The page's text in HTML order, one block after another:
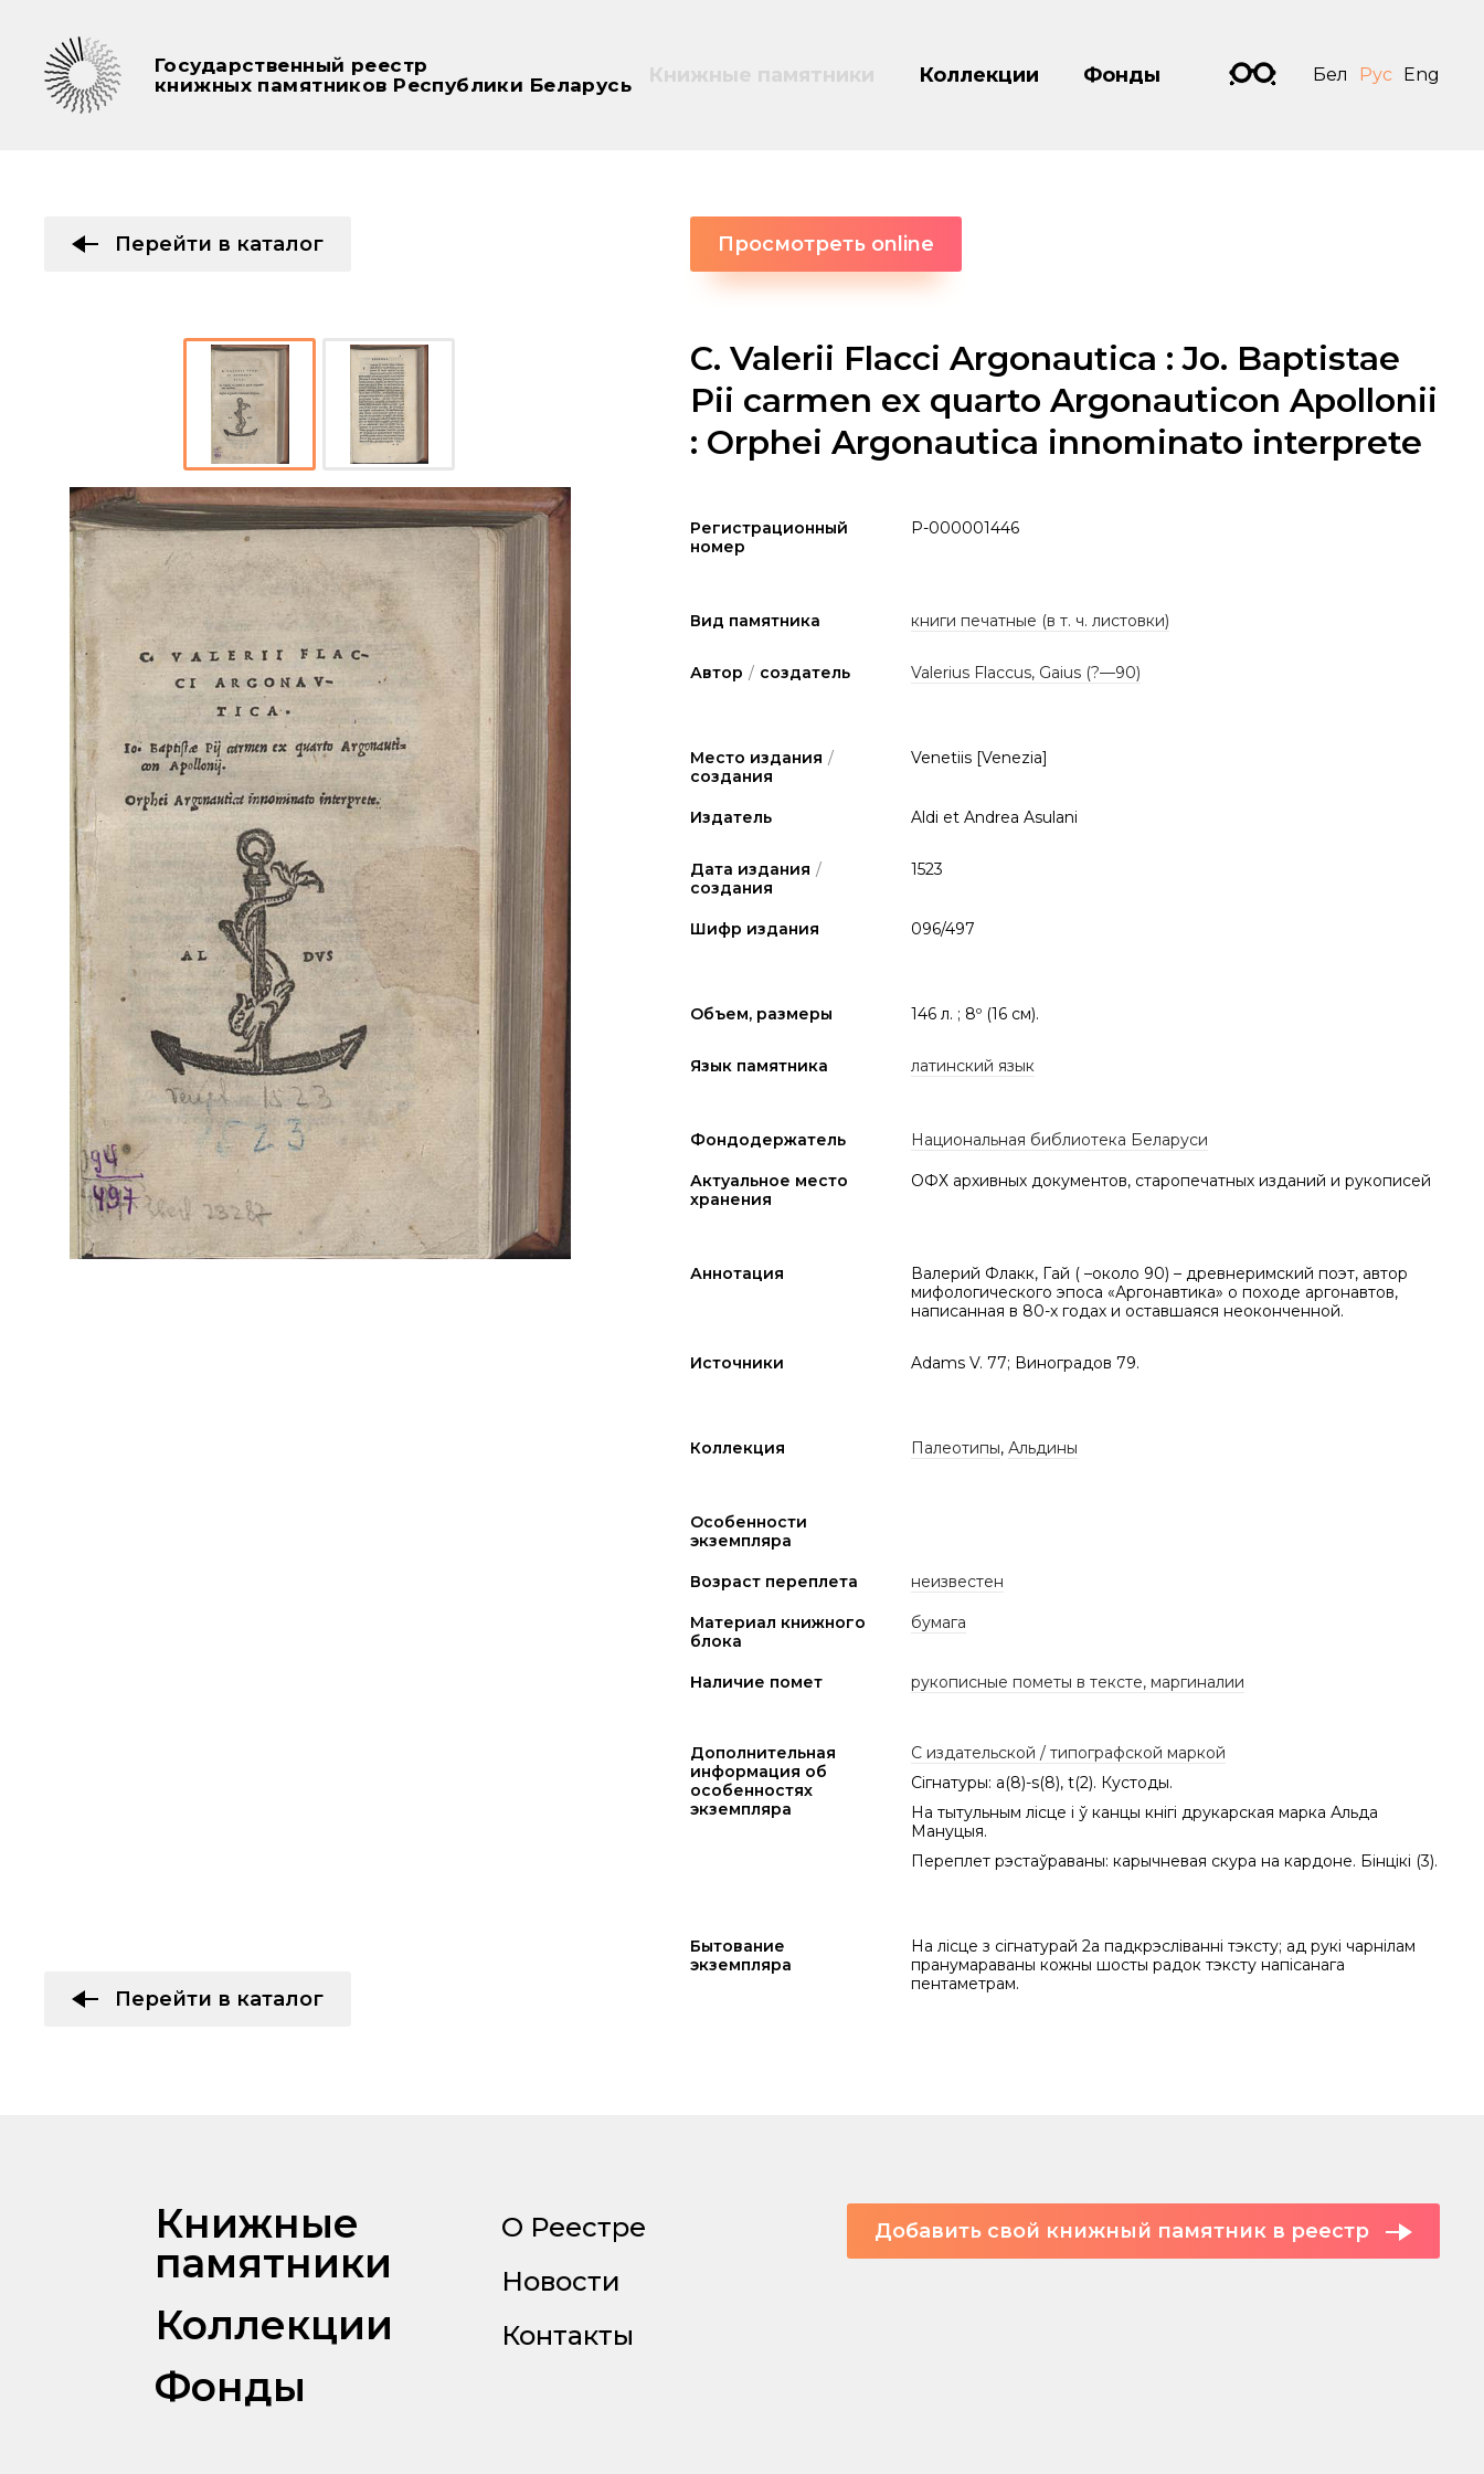
Государственный реестр
книжных памятников Республики Беларусь
Книжные памятники Коллекции Фонды Бел Рус Eng
Перейти в каталог
Перейти в каталог
Просмотреть online
C. Valerii Flacci Argonautica : Jo. Baptistae
Pii carmen ex quarto Argonauticon Apollonii
: Orphei Argonautica innominato interprete
Регистрационный
номер
P-000001446
Вид памятника книги печатные (в т. ч. листовки)
Автор / создатель Valerius Flaccus, Gaius (?—90)
Место издания /
создания
Venetiis [Venezia]
Издатель Aldi et Andrea Asulani
Дата издания /
создания
1523
Шифр издания 096/497
Объем, размеры 146 л. ; 8º (16 см).
Язык памятника латинский язык
Фондодержатель Национальная библиотека Беларуси
Актуальное место
хранения
ОФХ архивных документов, старопечатных изданий и рукописей
Аннотация
Валерий Флакк, Гай ( –около 90) – древнеримский поэт, автор
мифологического эпоса «Аргонавтика» о походе аргонавтов,
написанная в 80-х годах и оставшаяся неоконченной.
Источники Adams V. 77; Виноградов 79.
Коллекция Палеотипы, Альдины
Особенности
экземпляра
Возраст переплета неизвестен
Материал книжного
блока
бумага
Наличие помет рукописные пометы в тексте, маргиналии
Дополнительная
информация об
особенностях
экземпляра
С издательской / типографской маркой
Сігнатуры: a(8)-s(8), t(2). Кустоды.
На тытульным лісце i ў канцы кнігі друкарская марка Альда
Мануцыя.
Переплет рэстаўраваны: карычневая скура на кардоне. Бінцікі (3).
Бытование
экземпляра
На лісце з сігнатурай 2а падкрэсліванні тэксту; ад рукі чарнілам
пранумараваны кожны шосты радок тэксту напісанага
пентаметрам.
Книжные
памятники
Коллекции
Фонды
О Реестре
Новости
Контакты
Добавить свой книжный памятник в реестр